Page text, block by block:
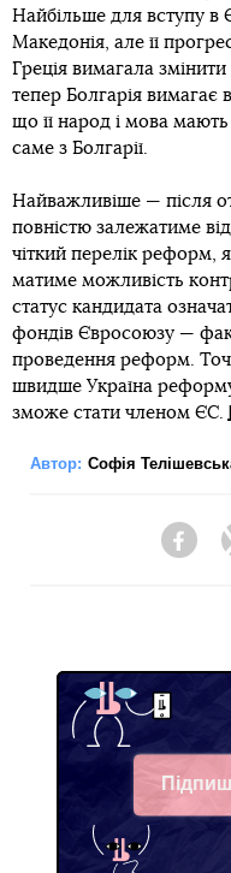
Найбільше для вступу в
Македонія, але її
Греція вимагала
тепер Болгарія вимагає
що її народ і мова
саме з Болгарії.
Найважливіше — після
повністю залежатиме
чіткий перелік реформ,
матиме можливість
статус кандидата
фондів Євросоюзу —
проведення реформ.
швидше Україна
зможе стати членом ЄС.
Автор: Софія